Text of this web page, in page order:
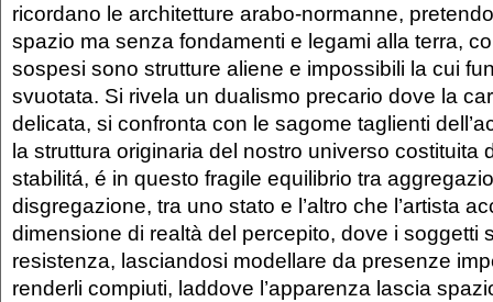
ricordano le architetture arabo-normanne,
spazio ma senza fondamenti e legami alla terra,
sospesi sono strutture aliene e impossibili la cui
svuotata. Si rivela un dualismo precario dove la
delicata, si confronta con le sagome taglienti
la struttura originaria del nostro universo costituita
stabilitá, é in questo fragile equilibrio tra
disgregazione, tra uno stato e l’altro che l’artista
dimensione di realtà del percepito, dove i soggetti
resistenza, lasciandosi modellare da presenze
renderli compiuti, laddove l’apparenza lascia